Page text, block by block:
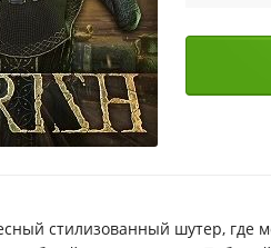
стилизованный шутер,